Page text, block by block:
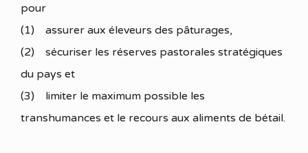
pour
(1) assurer aux éleveurs des pâturages,
(2) sécuriser les réserves pastorales stratégiques
du pays et
(3) limiter le maximum possible les
transhumances et le recours aux aliments de bétail.